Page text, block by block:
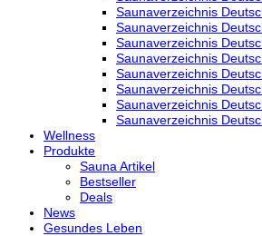
Saunaverzeichnis
Saunaverzeichnis
Saunaverzeichnis
Saunaverzeichnis
Saunaverzeichnis
Saunaverzeichnis
Saunaverzeichnis
Saunaverzeichnis
Wellness
Produkte
Sauna Artikel
Bestseller
Deals
News
Gesundes Leben